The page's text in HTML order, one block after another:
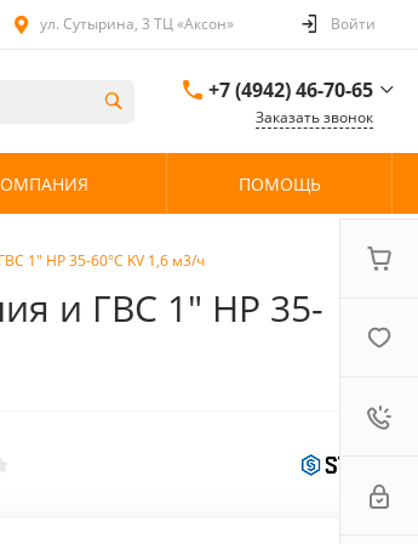
ул. Сутырина, 3 ТЦ «Аксон» Войти
+7 (4942) 46-70-65
ул. Сутырина, 3 ТЦ
Заказать звонок
ПОМОЩЬ
1" НР 35-60°С KV 1,6 м3/ч
и ГВС 1" НР 35-